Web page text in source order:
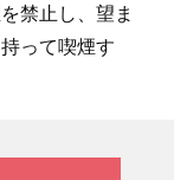
禁止し、望ま
って喫煙す